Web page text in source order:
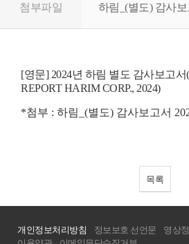
첨부파일 하림_(별도) 감사보
[영문] 2024년 하림 별도 감사보고서
REPORT HARIM CORP., 2024)
*첨부 : 하림_(별도) 감사보고서
목록
개인정보처리방침 정보보호 선언문
영상